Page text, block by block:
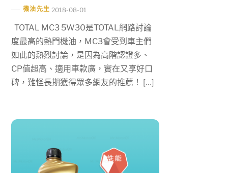
機油先生 2018-08-01
TOTAL MC3 5W30是TOTAL網路討論
度最高的熱門機油，MC3會受到車主們
如此的熱烈討論，是因為高階認證多、
CP值超高、適用車款廣，實在又享好口
碑，難怪長期獲得眾多網友的推薦！ […]